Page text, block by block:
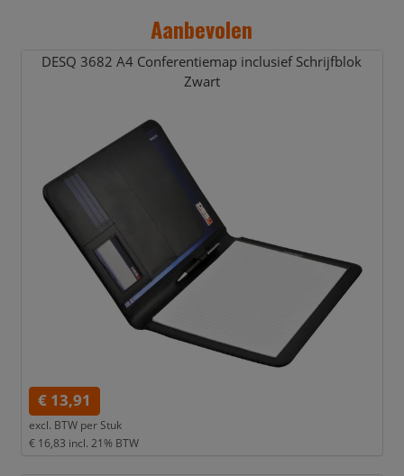
Aanbevolen
DESQ 3682 A4 Conferentiemap inclusief Schrijfblok
Zwart
€ 13,91
excl. BTW per Stuk
€ 16,83 incl. 21% BTW